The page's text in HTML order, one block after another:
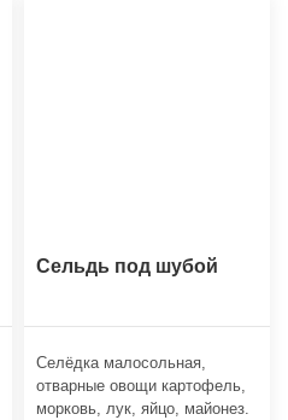
Сельдь под шубой
Селёдка малосольная,
отварные овощи картофель,
морковь, лук, яйцо, майонез.